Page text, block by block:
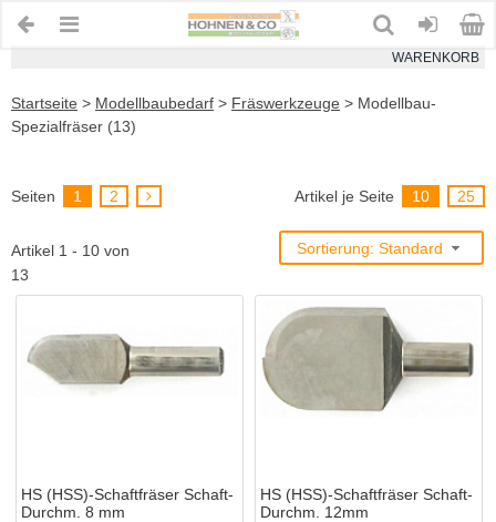
WARENKORB
Startseite > Modellbaubedarf > Fräswerkzeuge > Modellbau-
Spezialfräser (13)
Seiten 1 2 Artikel je Seite 10 25
Artikel 1 - 10 von
13
Sortierung: Standard
HS (HSS)-Schaftfräser Schaft-
Durchm. 8 mm
HS (HSS)-Schaftfräser Schaft-
Durchm. 12mm